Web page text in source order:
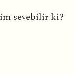
sevebilir ki?